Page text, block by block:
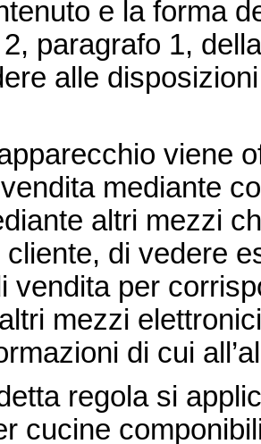
e la forma
2, paragrafo 1,
alle
viene
mediante
altri mezzi
di vedere
vendita per
mezzi
di cui
regola si
cucine